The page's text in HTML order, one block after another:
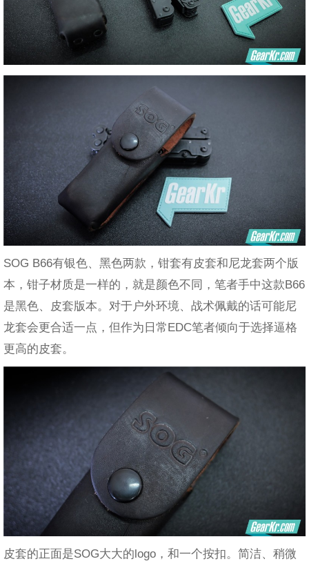
SOG B66有银色、黑色两款，钳套有皮套和尼龙套两个版
本，钳子材质是一样的，就是颜色不同，笔者手中这款B66
是黑色、皮套版本。对于户外环境、战术佩戴的话可能尼
龙套会更合适一点，但作为日常EDC笔者倾向于选择逼格
更高的皮套。
皮套的正面是SOG大大的logo，和一个按扣。简洁、稍微